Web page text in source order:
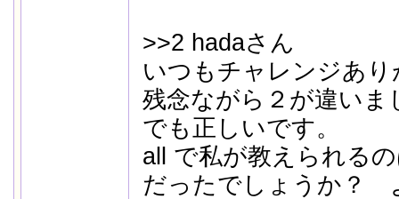
>>2 hadaさん
いつもチャレンジあ
残念ながら２が違いま
でも正しいです。
all で私が教えられる
だったでしょうか？